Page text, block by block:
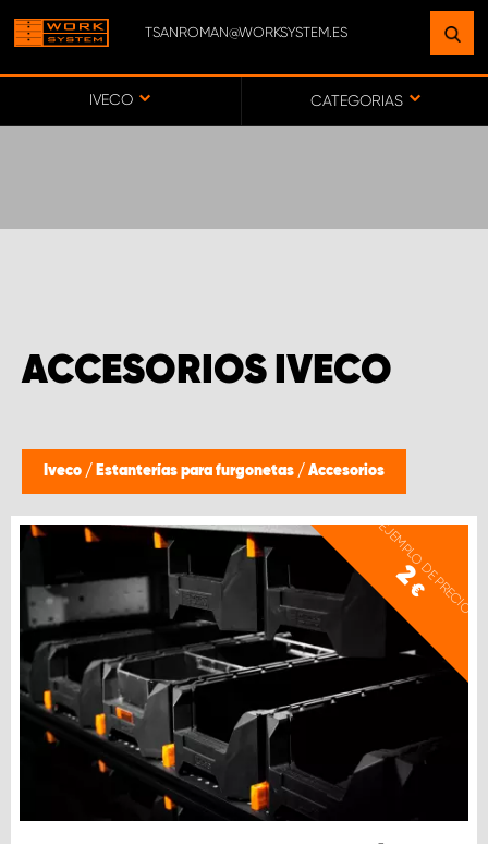
TSANROMAN@WORKSYSTEM.ES
IVECO CATEGORIAS
ACCESORIOS IVECO
Iveco / Estanterías para furgonetas / Accesorios
EJEMPLO DE PRECIO
2
€
ENCUENTRE UNA INSTALACIÓN
CERCA DE USTED